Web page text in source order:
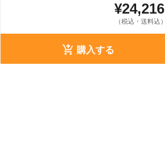
¥24,216
（税込・送料込）
購入する